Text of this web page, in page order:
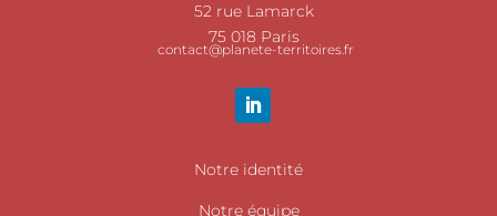
52 rue Lamarck
75 018 Paris
contact@planete-territoires.fr
Notre identité
Notre équipe